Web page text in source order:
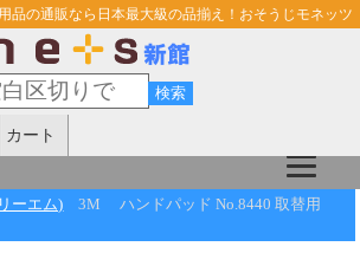
品の通販なら日本最大級の品揃え！おそうじモネッツ
カート
ーエム)
3M ハンドパッド No.8440 取替用